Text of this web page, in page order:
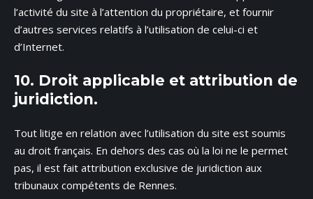
l’activité du site à l’attention du propriétaire, et fournir
d’autres services relatifs à l’utilisation de celui-ci et
d’Internet.
10. Droit applicable et attribution de
juridiction.
Tout litige en relation avec l’utilisation du site est soumis
au droit français. En dehors des cas où la loi ne le permet
pas, il est fait attribution exclusive de juridiction aux
tribunaux compétents de Rennes.